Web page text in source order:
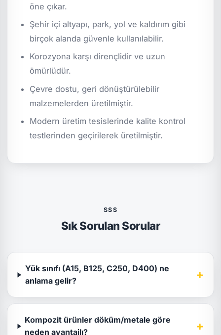
öne çıkar.
Şehir içi altyapı, park, yol ve kaldırım gibi
birçok alanda güvenle kullanılabilir.
Korozyona karşı dirençlidir ve uzun
ömürlüdür.
Çevre dostu, geri dönüştürülebilir
malzemelerden üretilmiştir.
Modern üretim tesislerinde kalite kontrol
testlerinden geçirilerek üretilmiştir.
SSS
Sık Sorulan Sorular
Yük sınıfı (A15, B125, C250, D400) ne
anlama gelir?
+
Kompozit ürünler döküm/metale göre
neden avantajlı?
+